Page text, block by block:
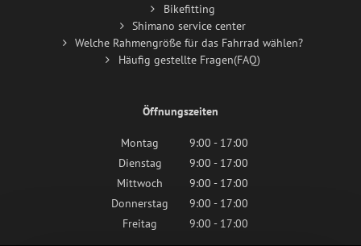
Bikefitting
Shimano service center
Welche Rahmengröße für das Fahrrad wählen?
Häufig gestellte Fragen(FAQ)
Öffnungszeiten
Montag
9:00 - 17:00
Dienstag
9:00 - 17:00
Mittwoch
9:00 - 17:00
Donnerstag
9:00 - 17:00
Freitag
9:00 - 17:00